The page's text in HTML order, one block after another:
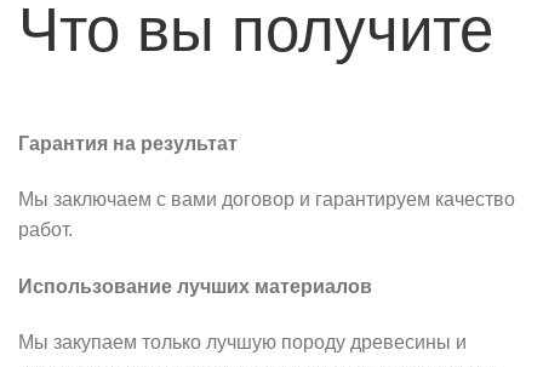
Что вы получите
Гарантия на результат
Мы заключаем с вами договор и гарантируем качество
работ.
Использование лучших материалов
Мы закупаем только лучшую породу древесины и